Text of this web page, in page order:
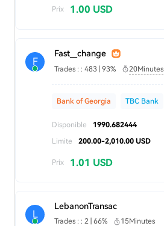
Prix 1.00 USD
F
Fast__change
Trades : : 483 | 93% 20Minutes
Bank of Georgia TBC Bank
Disponible
1990.682444
Limite
200.00-2,010.00 USD
Prix 1.01 USD
L
LebanonTransac
Trades : : 2 | 66% 15Minutes